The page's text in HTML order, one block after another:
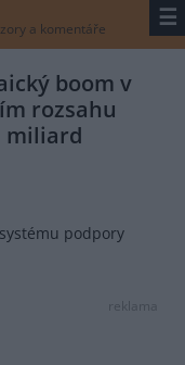
a komentáře ☰
boom v
rozsahu
miliard
podpory
reklama